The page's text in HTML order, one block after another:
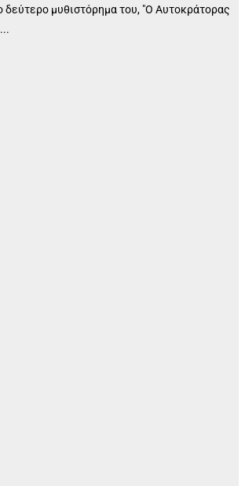
δεύτερο μυθιστόρημα του, "Ο Αυτοκράτορας